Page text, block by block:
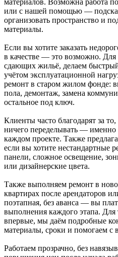
или с нашей помощью —
организовать пространство и
материалы.
Если вы хотите заказать
в качестве — это возможно. Для
сдающих жильё, делаем
учётом эксплуатационной
ремонт в старом жилом фонде:
пола, демонтаж, замена
остальное под ключ.
Клиенты часто благодарят за
ничего переделывать —
каждом проекте. Также
если вы хотите нестандартные
панели, сложное освещение,
или дизайнерские цвета.
Также выполняем ремонт в
квартирах после арендаторов
поэтапная, без аванса — вы
выполнения каждого этапа. Для
впервые, мы даём подробные
материалы, сроки и помогаем с
Работаем прозрачно, без